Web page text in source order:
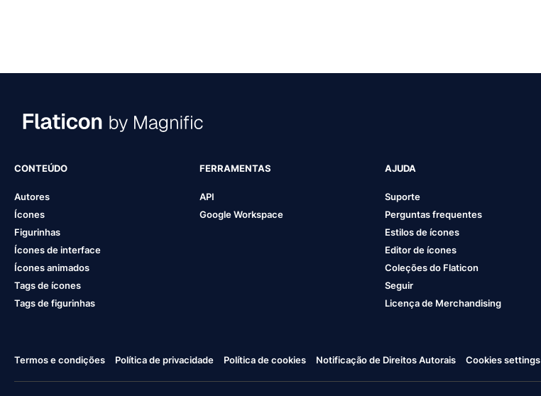
CONTEÚDO
Autores
Ícones
Figurinhas
Ícones de interface
Ícones animados
Tags de ícones
Tags de figurinhas
FERRAMENTAS
API
Google Workspace
AJUDA
Suporte
Perguntas frequentes
Estilos de ícones
Editor de ícones
Coleções do Flaticon
Seguir
Licença de Merchandising
Termos e condições Política de privacidade Política de cookies Notificação de Direitos Autorais Cookies settings